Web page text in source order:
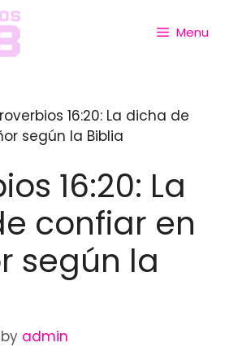
Menu
16:20: La dicha de
según la Biblia
16:20: La
confiar en
según la
by admin